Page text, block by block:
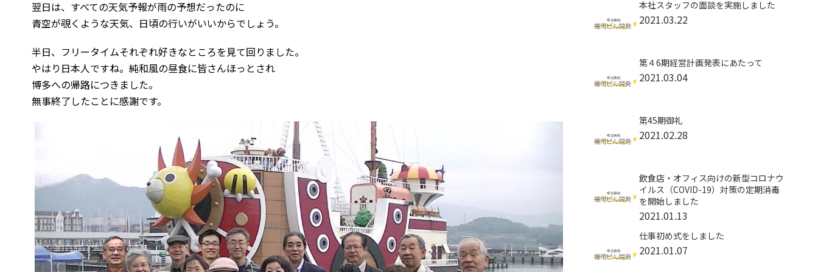
翌日は、すべての天気予報が雨の予想だったのに
青空が覗くような天気、日頃の行いがいいからでしょう。
半日、フリータイムそれぞれ好きなところを見て回りました。
やはり日本人ですね。純和風の昼食に皆さんほっとされ
博多への帰路につきました。
無事終了したことに感謝です。
本社スタッフの面談を実施しました
2021.03.22
第４6期経営計画発表にあたって
2021.03.04
第45期御礼
2021.02.28
飲食店・オフィス向けの新型コロナウ
イルス（COVID-19）対策の定期消毒
を開始しました
2021.01.13
仕事初め式をしました
2021.01.07